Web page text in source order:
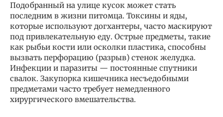
Подобранный на улице кусок может стать
последним в жизни питомца. Токсины и яды,
которые используют догхантеры, часто маскируют
под привлекательную еду. Острые предметы, такие
как рыбьи кости или осколки пластика, способны
вызвать перфорацию (разрыв) стенок желудка.
Инфекции и паразиты — постоянные спутники
свалок. Закупорка кишечника несъедобными
предметами часто требует немедленного
хирургического вмешательства.